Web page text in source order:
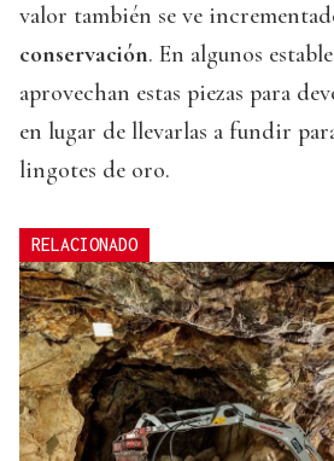
valor también se ve
conservación. En algunos
aprovechan estas piezas para
en lugar de llevarlas a fundir
lingotes de oro.
RELACIONADO